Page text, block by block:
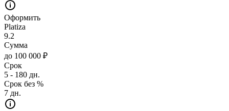
Оформить
Platiza
9.2
Сумма
до 100 000 ₽
Срок
5 - 180 дн.
Срок без %
7 дн.